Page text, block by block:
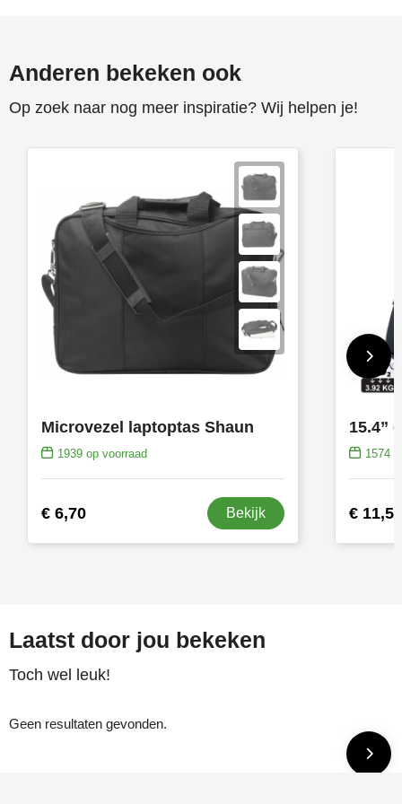
Anderen bekeken ook
Op zoek naar nog meer inspiratie? Wij helpen je!
Microvezel laptoptas Shaun
1939op voorraad
€ 6,70 Bekijk
1574
€ 11,59
Laatst door jou bekeken
Toch wel leuk!
Geen resultaten gevonden.